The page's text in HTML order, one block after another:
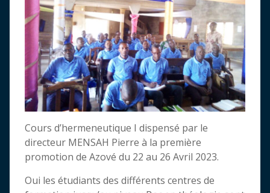
Cours d’hermeneutique I dispensé par le
directeur MENSAH Pierre à la première
promotion de Azové du 22 au 26 Avril 2023.
Oui les étudiants des différents centres de